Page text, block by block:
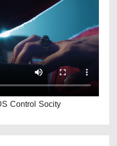
Control Socity